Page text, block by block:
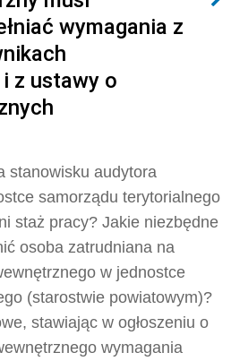
wymagania z
z ustawy o
stanowisku audytora
samorządu terytorialnego
staż pracy? Jakie niezbędne
osoba zatrudniana na
w jednostce
(starostwie powiatowym)?
stawiając w ogłoszeniu o
wymagania